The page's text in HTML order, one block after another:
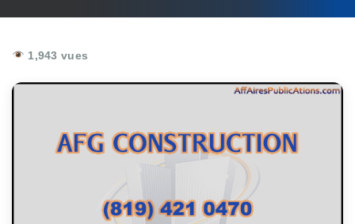
1,943 vues